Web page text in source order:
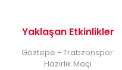
Yaklaşan Etkinlikler
Göztepe - Trabzonspor:
Hazırlık Maçı